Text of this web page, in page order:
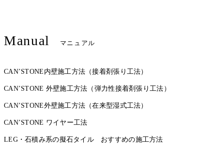
Manual マニュアル
CAN’STONE内壁施工方法（接着剤張り工法）
CAN’STONE 外壁施工方法（弾力性接着剤張り工法）
CAN’STONE外壁施工方法（在来型湿式工法）
CAN’STONE ワイヤー工法
LEG・石積み系の擬石タイル おすすめの施工方法